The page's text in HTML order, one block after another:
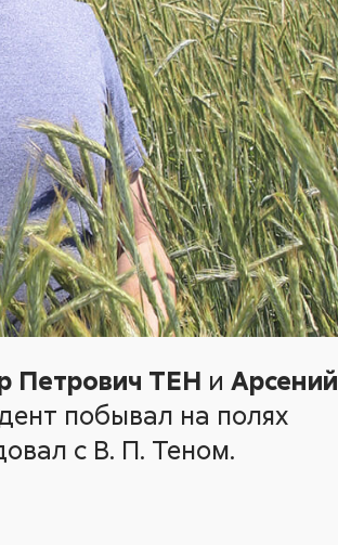
Петрович ТЕН и Арсений
побывал на полях
с В. П. Теном.